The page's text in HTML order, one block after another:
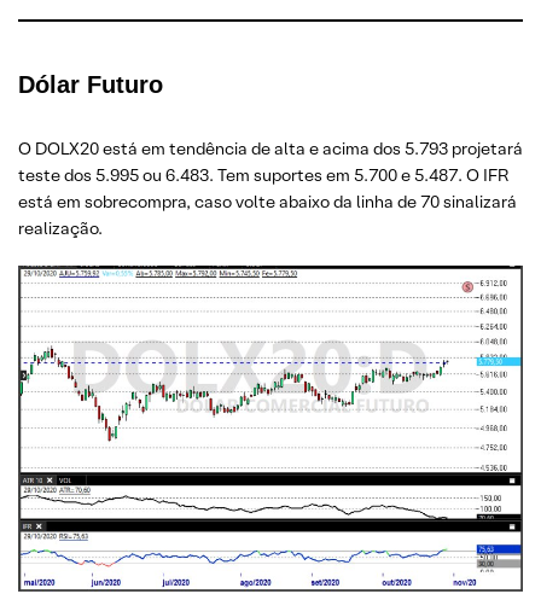
Dólar Futuro
O DOLX20 está em tendência de alta e acima dos 5.793 projetará
teste dos 5.995 ou 6.483. Tem suportes em 5.700 e 5.487. O IFR
está em sobrecompra, caso volte abaixo da linha de 70 sinalizará
realização.